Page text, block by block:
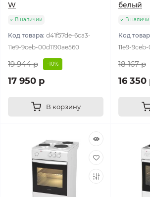
W
В наличии
Код товара: d41f57de-6ca3-
11e9-9ceb-00d1190ae560
19 944 р -10%
17 950 р
В корзину
белый
В
Код
11e9-
18 167 р
16 350